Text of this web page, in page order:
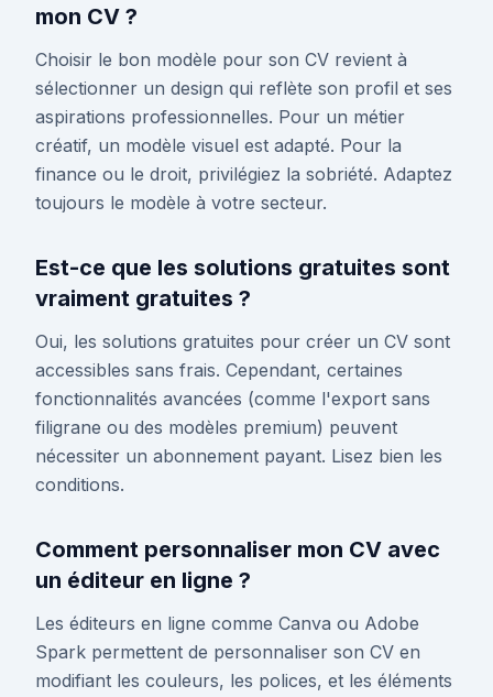
mon CV ?
Choisir le bon modèle pour son CV revient à
sélectionner un design qui reflète son profil et ses
aspirations professionnelles. Pour un métier
créatif, un modèle visuel est adapté. Pour la
finance ou le droit, privilégiez la sobriété. Adaptez
toujours le modèle à votre secteur.
Est-ce que les solutions gratuites sont
vraiment gratuites ?
Oui, les solutions gratuites pour créer un CV sont
accessibles sans frais. Cependant, certaines
fonctionnalités avancées (comme l'export sans
filigrane ou des modèles premium) peuvent
nécessiter un abonnement payant. Lisez bien les
conditions.
Comment personnaliser mon CV avec
un éditeur en ligne ?
Les éditeurs en ligne comme Canva ou Adobe
Spark permettent de personnaliser son CV en
modifiant les couleurs, les polices, et les éléments